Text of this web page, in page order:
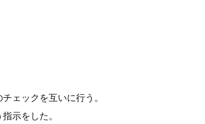
ェックを互いに行う。
示をした。